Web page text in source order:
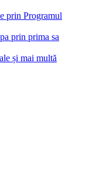
prin Programul
prin prima sa
și mai multă